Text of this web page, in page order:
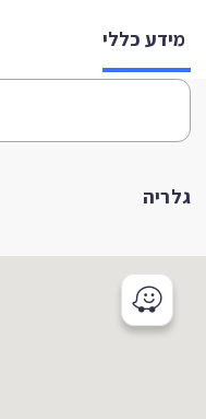
מידע כללי
גלריה